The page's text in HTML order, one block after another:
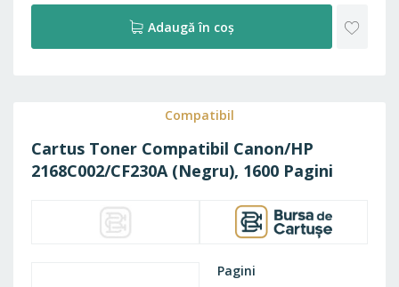
Adaugă în coș
Compatibil
Cartus Toner Compatibil Canon/HP
2168C002/CF230A (Negru), 1600 Pagini
Pagini